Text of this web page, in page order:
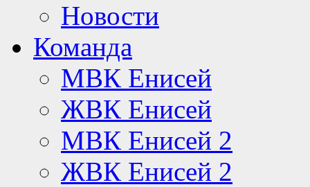
Новости
Команда
МВК Енисей
ЖВК Енисей
МВК Енисей 2
ЖВК Енисей 2